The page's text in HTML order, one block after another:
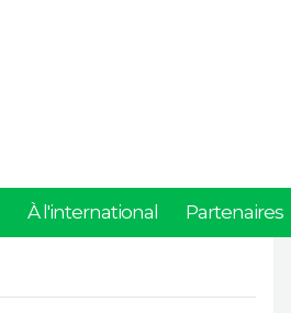
À l'international Partenaires